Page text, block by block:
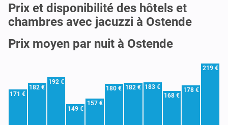
Prix et disponibilité des hôtels et
chambres avec jacuzzi à Ostende
Prix moyen par nuit à Ostende
171 €
182 €
192 €
149 €
157 €
180 € 182 € 183 €
168 €
178 €
219 €